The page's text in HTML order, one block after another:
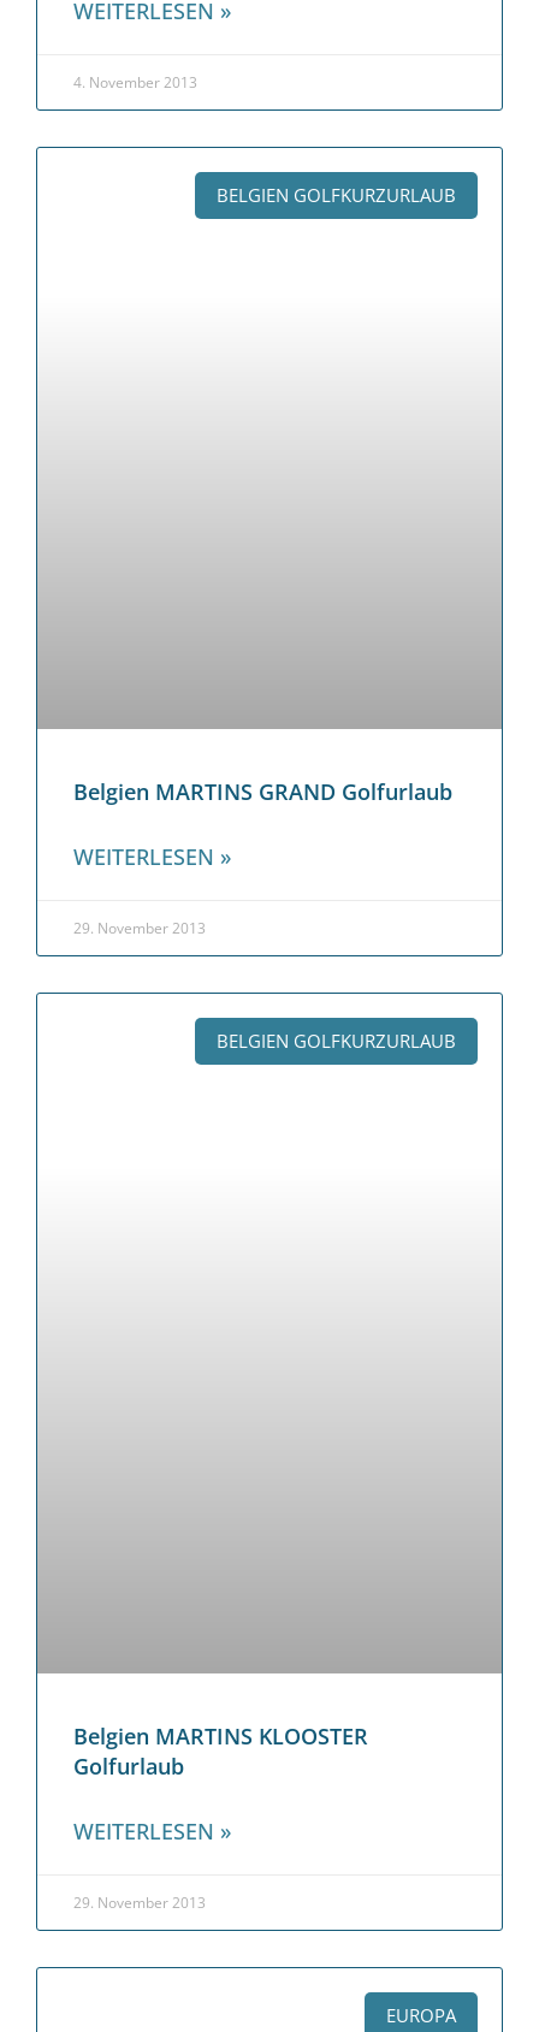
WEITERLESEN »
4. November 2013
BELGIEN GOLFKURZURLAUB
Belgien MARTINS GRAND Golfurlaub
WEITERLESEN »
29. November 2013
BELGIEN GOLFKURZURLAUB
Belgien MARTINS KLOOSTER
Golfurlaub
WEITERLESEN »
29. November 2013
EUROPA